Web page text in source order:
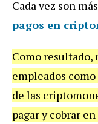
Cada vez son
pagos en
Como resultado,
empleados
de las
pagar y cobrar